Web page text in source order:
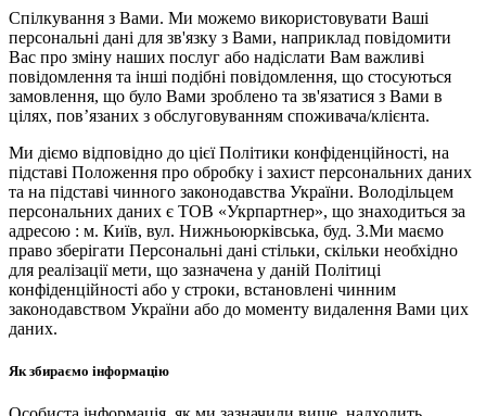
Спілкування з Вами. Ми можемо використовувати Ваші
персональні дані для зв'язку з Вами, наприклад повідомити
Вас про зміну наших послуг або надіслати Вам важливі
повідомлення та інші подібні повідомлення, що стосуються
замовлення, що було Вами зроблено та зв'язатися з Вами в
цілях, пов’язаних з обслуговуванням споживача/клієнта.
Ми діємо відповідно до цієї Політики конфіденційності, на
підставі Положення про обробку і захист персональних даних
та на підставі чинного законодавства України. Володільцем
персональних даних є ТОВ «Укрпартнер», що знаходиться за
адресою : м. Київ, вул. Нижньоюркiвська, буд. 3.Ми маємо
право зберігати Персональні дані стільки, скільки необхідно
для реалізації мети, що зазначена у даній Політиці
конфіденційності або у строки, встановлені чинним
законодавством України або до моменту видалення Вами цих
даних.
Як збираємо інформацію